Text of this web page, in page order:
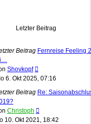
Letzter Beitrag
Beitrag Fernreise Feeling
Shovkopf
Beitrag
6. Okt 2025, 07:16
Beitrag Re:
Christoph
Beitrag
10. Okt 2021, 18:42